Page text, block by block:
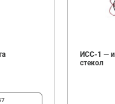
ИСС-1 —
стекол